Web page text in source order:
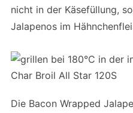
nicht in der Käsefüllung,
Jalapenos im
Die Bacon Wrapped